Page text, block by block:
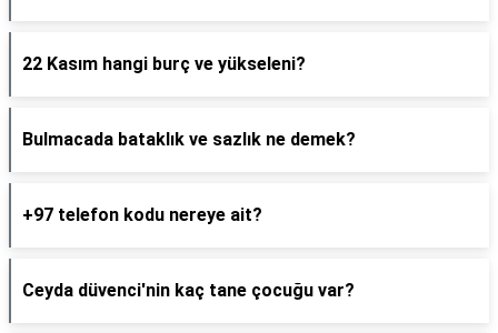
22 Kasım hangi burç ve yükseleni?
Bulmacada bataklık ve sazlık ne demek?
+97 telefon kodu nereye ait?
Ceyda düvenci'nin kaç tane çocuğu var?